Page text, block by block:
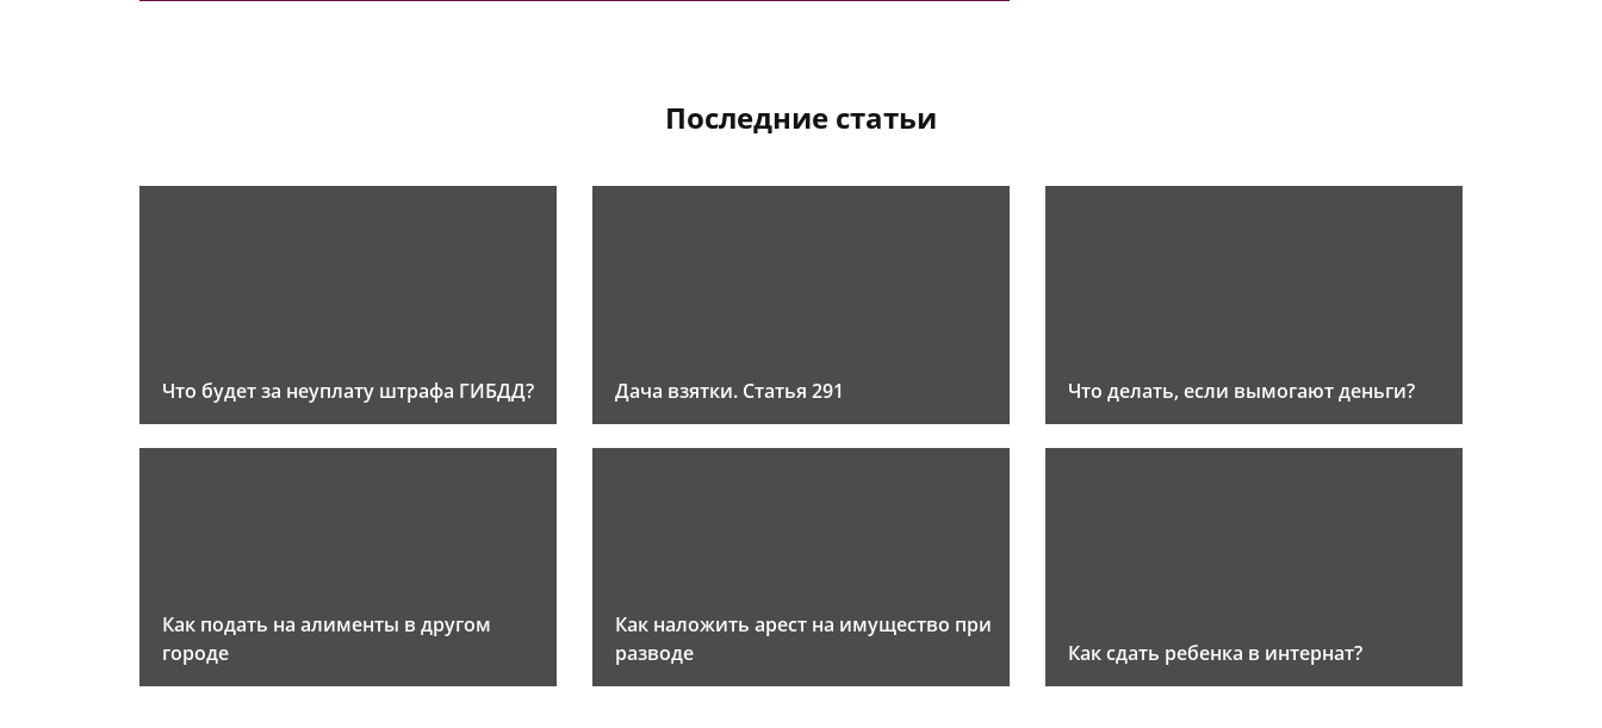
Последние статьи
Что будет за неуплату штрафа ГИБДД? Дача взятки. Статья 291 Что делать, если вымогают деньги?
Как подать на алименты в другом
городе
Как наложить арест на имущество при
разводе
Как сдать ребенка в интернат?